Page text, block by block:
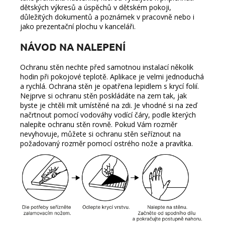
dětských výkresů a úspěchů v dětském pokoji,
důležitých dokumentů a poznámek v pracovně nebo i
jako prezentační plochu v kanceláři.
NÁVOD NA NALEPENÍ
Ochranu stěn nechte před samotnou instalací několik
hodin při pokojové teplotě. Aplikace je velmi jednoduchá
a rychlá. Ochrana stěn je opatřena lepidlem s krycí folií.
Nejprve si ochranu stěn poskládáte na zem tak, jak
byste je chtěli mít umístěné na zdi. Je vhodné si na zeď
načrtnout pomocí vodováhy vodící čáry, podle kterých
nalepíte ochranu stěn rovně. Pokud Vám rozměr
nevyhovuje, můžete si ochranu stěn seříznout na
požadovaný rozměr pomocí ostrého nože a pravítka.